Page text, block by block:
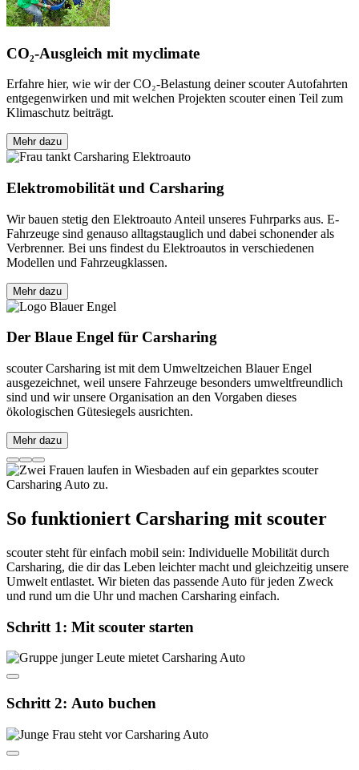
CO₂-Ausgleich mit myclimate
Erfahre hier, wie wir der CO₂-Belastung deiner scouter Autofahrten
entgegenwirken und mit welchen Projekten scouter einen Teil zum
Klimaschutz beiträgt.
Mehr dazu
Elektromobilität und Carsharing
Wir bauen stetig den Elektroauto Anteil unseres Fuhrparks aus. E-
Fahrzeuge sind genauso alltagstauglich und dabei schonender als
Verbrenner. Bei uns findest du Elektroautos in verschiedenen
Modellen und Fahrzeugklassen.
Mehr dazu
Der Blaue Engel für Carsharing
scouter Carsharing ist mit dem Umweltzeichen Blauer Engel
ausgezeichnet, weil unsere Fahrzeuge besonders umweltfreundlich
sind und wir unsere Organisation an den Vorgaben dieses
ökologischen Gütesiegels ausrichten.
Mehr dazu
So funktioniert Carsharing mit scouter
scouter steht für einfach mobil sein: Individuelle Mobilität durch
Carsharing, die dir das Leben leichter macht und gleichzeitig unsere
Umwelt entlastet. Wir bieten das passende Auto für jeden Zweck
und rund um die Uhr und machen Carsharing einfach.
Schritt 1: Mit scouter starten
Schritt 2: Auto buchen